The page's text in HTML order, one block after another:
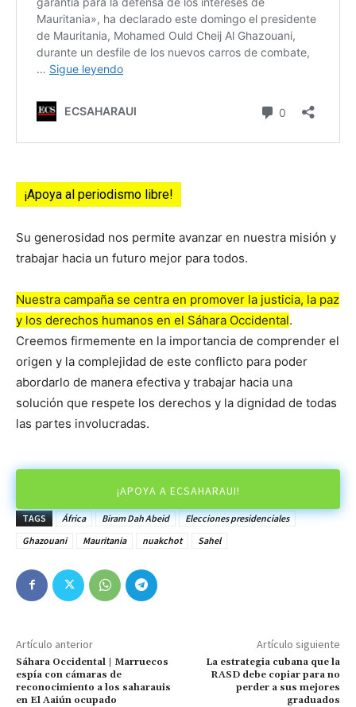
¡Apoya al periodismo libre!
Su generosidad nos permite avanzar en nuestra misión y
trabajar hacia un futuro mejor para todos.
Nuestra campaña se centra en promover la justicia, la paz
y los derechos humanos en el Sáhara Occidental.
Creemos firmemente en la importancia de comprender el
origen y la complejidad de este conflicto para poder
abordarlo de manera efectiva y trabajar hacia una
solución que respete los derechos y la dignidad de todas
las partes involucradas.
¡APOYA A ECSAHARAUI!
TAGS África Biram Dah Abeid
Elecciones presidenciales
Ghazouani
Mauritania nuakchot Sahel
Artículo anterior
Sáhara Occidental | Marruecos
espía con cámaras de
reconocimiento a los saharauis
en El Aaiún ocupado
Artículo siguiente
La estrategia cubana que la
RASD debe copiar para no
perder a sus mejores
graduados